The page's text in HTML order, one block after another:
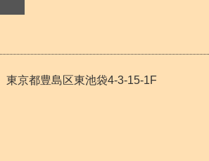
東京都豊島区東池袋4-3-15-1F